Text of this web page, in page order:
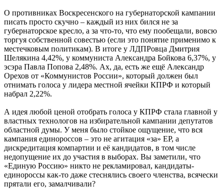
О противниках Воскресенского на губернаторской кампании
писать просто скучно – каждый из них бился не за
губернаторское кресло, а за что-то, что ему пообещали, вовсю
торгуя собственной совестью (если это понятие применимо к
местечковым политикам). В итоге у ЛДПРовца Дмитрия
Шелякина 4,42%, у коммуниста Александра Бойкова 6,37%, у
эсэра Павла Попова 2,48%. Ах, да, есть же ещё Александр
Орехов от «Коммунистов России», который должен был
отнимать голоса у лидера местной ячейки КПРФ и который
набрал 2,22%.
А идея любой ценой отобрать голоса у КПРФ стала главной у
властных технологов на избирательной кампании депутатов
областной думы. У меня было стойкое ощущение, что вся
кампания единороссов – это не агитация «за» ЕР, а
дискредитация компартии и её кандидатов, в том числе
недопущение их до участия в выборах. Вы заметили, что
«Единую Россию» никто не рекламировал, кандидаты-
единороссы как-то даже стеснялись своего членства, всячески
прятали его, замалчивали?